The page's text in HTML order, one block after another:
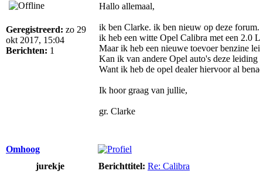
Geregistreerd: zo 29
okt 2017, 15:04
Berichten: 1
Hallo allemaal,
ik ben Clarke. ik ben nieuw op deze forum.
ik heb een witte Opel Calibra met een 2.0
Maar ik heb een nieuwe toevoer benzine
Kan ik van andere Opel auto's deze
Want ik heb de opel dealer hiervoor al
Ik hoor graag van jullie,
gr. Clarke
Omhoog
jurekje
Berichttitel: Re: Calibra